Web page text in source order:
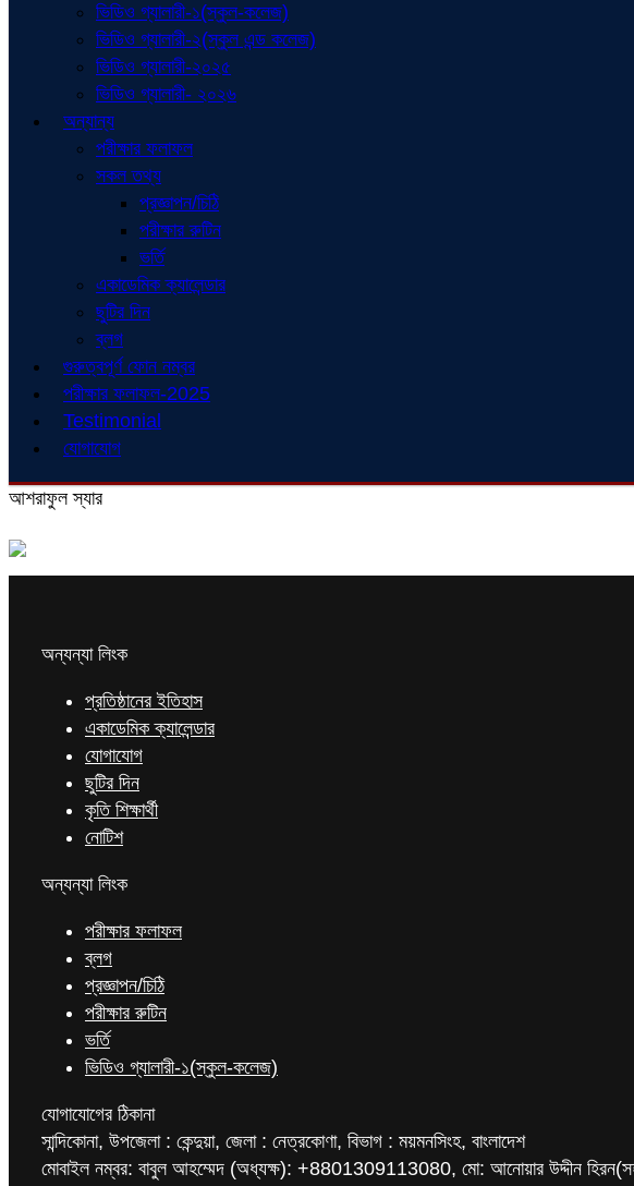
ভিডিও গ্যালারী-১(স্কুল-কলেজ)
ভিডিও গ্যালারী-২(স্কুল এন্ড কলেজ)
ভিডিও গ্যালারী-২০২৫
ভিডিও গ্যালারী- ২০২৬
অন্যান্য
পরীক্ষার ফলাফল
সকল তথ্য
প্রজ্ঞাপন/চিঠি
পরীক্ষার রুটিন
ভর্তি
একাডেমিক ক্যালেন্ডার
ছুটির দিন
ব্লগ
গুরুত্বপূর্ণ ফোন নম্বর
পরীক্ষার ফলাফল-2025
Testimonial
যোগাযোগ
আশরাফুল স্যার
অন্যন্যা লিংক
প্রতিষ্ঠানের ইতিহাস
একাডেমিক ক্যালেন্ডার
যোগাযোগ
ছুটির দিন
কৃতি শিক্ষার্থী
নোটিশ
অন্যন্যা লিংক
পরীক্ষার ফলাফল
ব্লগ
প্রজ্ঞাপন/চিঠি
পরীক্ষার রুটিন
ভর্তি
ভিডিও গ্যালারী-১(স্কুল-কলেজ)
যোগাযোগের ঠিকানা
সান্দিকোনা, উপজেলা : কেন্দুয়া, জেলা : নেত্রকোণা, বিভাগ : ময়মনসিংহ, বাংলাদেশ
মোবাইল নম্বর: বাবুল আহম্মেদ (অধ্যক্ষ): +8801309113080, মো: আনোয়ার উদ্দীন